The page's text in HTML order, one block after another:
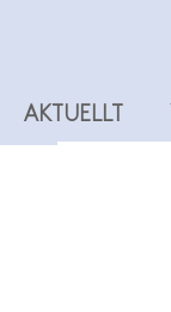
AKTUELLT